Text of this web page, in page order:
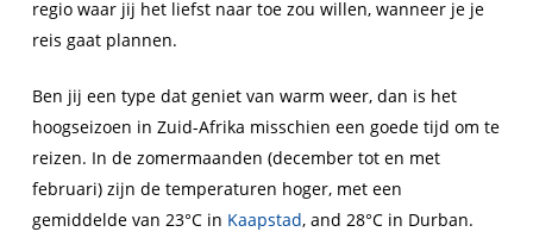
regio waar jij het liefst naar toe zou willen, wanneer je je
reis gaat plannen.
Ben jij een type dat geniet van warm weer, dan is het
hoogseizoen in Zuid-Afrika misschien een goede tijd om te
reizen. In de zomermaanden (december tot en met
februari) zijn de temperaturen hoger, met een
gemiddelde van 23°C in Kaapstad, and 28°C in Durban.